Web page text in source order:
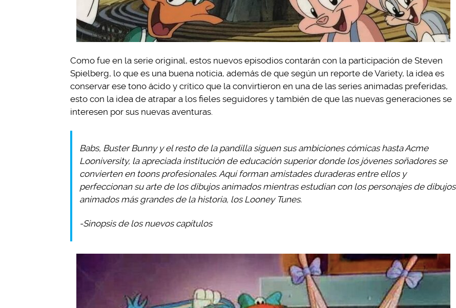
Como fue en la serie original, estos nuevos episodios contarán con la participación de Steven
Spielberg, lo que es una buena noticia, además de que según un reporte de Variety, la idea es
conservar ese tono ácido y crítico que la convirtieron en una de las series animadas preferidas,
esto con la idea de atrapar a los fieles seguidores y también de que las nuevas generaciones se
interesen por sus nuevas aventuras.
Babs, Buster Bunny y el resto de la pandilla siguen sus ambiciones cómicas hasta Acme
Looniversity, la apreciada institución de educación superior donde los jóvenes soñadores se
convierten en toons profesionales. Aquí forman amistades duraderas entre ellos y
perfeccionan su arte de los dibujos animados mientras estudian con los personajes de dibujos
animados más grandes de la historia, los Looney Tunes.
-Sinopsis de los nuevos capítulos